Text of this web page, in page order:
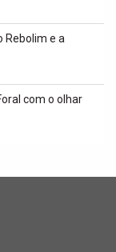
Rebolim e a
com o olhar